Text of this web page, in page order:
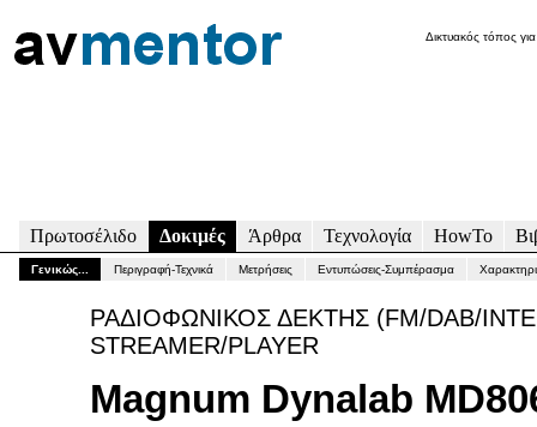
Δικτυακός τόπος
Πρωτοσέλιδο Δοκιμές Άρθρα Τεχνολογία HowTo
Γενικώς... Περιγραφή-Τεχνικά Μετρήσεις Εντυπώσεις-Συμπέρασμα
ΡΑΔΙΟΦΩΝΙΚΟΣ ΔΕΚΤΗΣ (FM/DAB/
STREAMER/PLAYER
Magnum Dynalab